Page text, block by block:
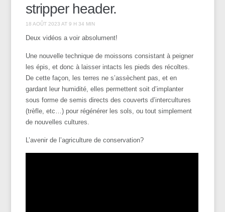
stripper header.
18 AOÛT 2023 AT 9 H 34 MIN
Deux vidéos a voir absolument!
Une nouvelle technique de moissons consistant à peigner
les épis, et donc à laisser intacts les pieds des récoltes.
De cette façon, les terres ne s’assèchent pas, et en
gardant leur humidité, elles permettent soit d’implanter
sous forme de semis directs des couverts d’intercultures
(trèfle, etc…) pour régénérer les sols, ou tout simplement
de nouvelles cultures.
L’avenir de l’agriculture de conservation?